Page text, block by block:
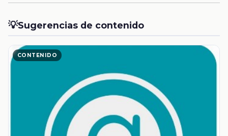
💡Sugerencias de contenido
CONTENIDO